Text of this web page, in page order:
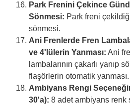
Park Frenini Çekince
Sönmesi: Park freni
sönmesi.
Ani Frenlerde Fren
ve 4'lülerin Yanması: Ani
lambalarının çakarlı yanıp
flaşörlerin otomatik yanması.
Ambiyans Rengi
30'a): 8 adet ambiyans renk